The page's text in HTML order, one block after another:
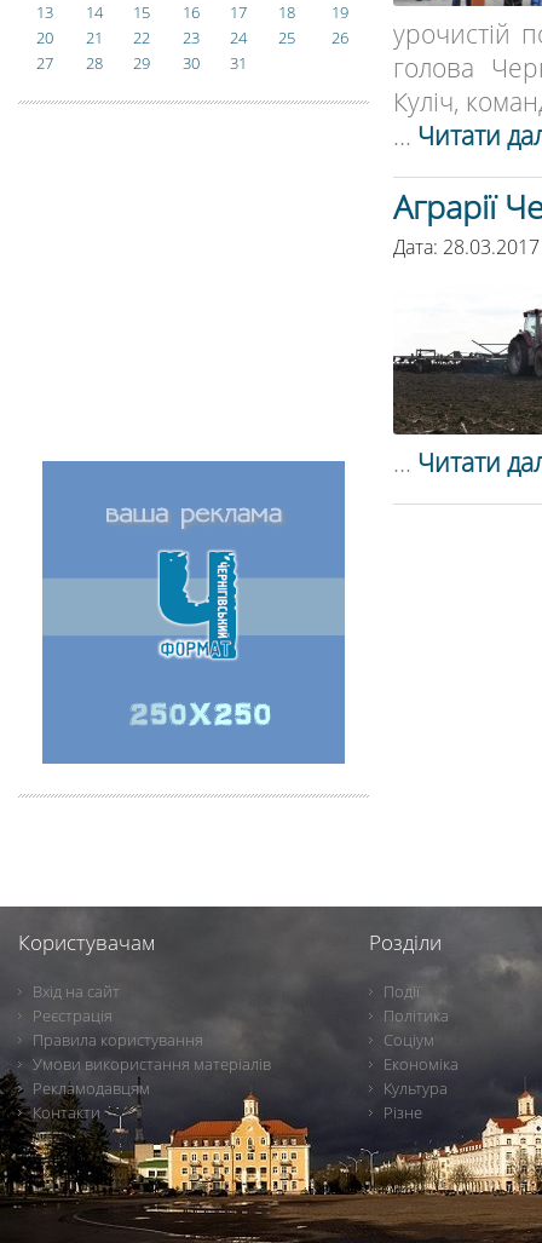
урочистій
голова
Куліч,
... Читати
Аграрії
Дата:
... Читати
13
14 15 16 17 18
19
20
21 22 23 24 25
26
27
28 29 30 31
Користувачам
Вхід на сайт
Реєстрація
Правила користування
Умови використання матеріалів
Рекламодавцям
Контакти
Розділи
Події
Політика
Соціум
Економіка
Культура
Різне